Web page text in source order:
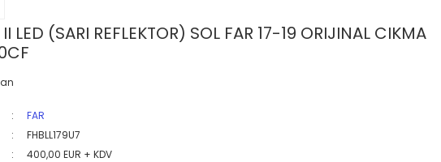
LED (SARI REFLEKTOR) SOL FAR 17-19 ORIJINAL CIKMA
FAR
FHBLL179U7
400,00 EUR + KDV